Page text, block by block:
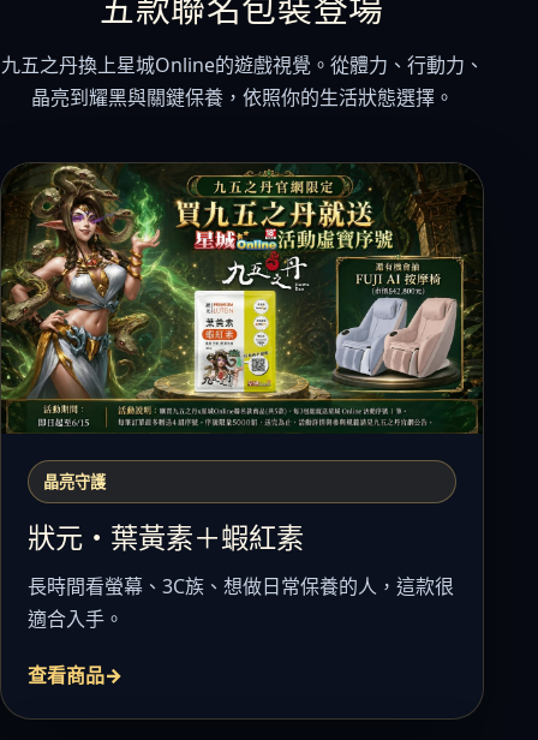
五款聯名包裝登場
九五之丹換上星城Online的遊戲視覺。從體力、行動力、
晶亮到耀黑與關鍵保養，依照你的生活狀態選擇。
晶亮守護
狀元・葉黃素＋蝦紅素
長時間看螢幕、3C族、想做日常保養的人，這款很
適合入手。
查看商品